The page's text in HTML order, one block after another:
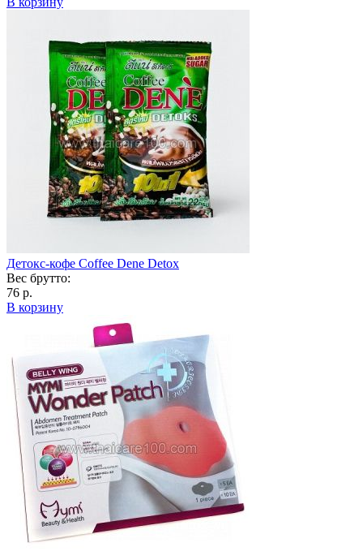
Детокс-кофе Coffee Dene Detox
Вес брутто:
76 р.
В корзину